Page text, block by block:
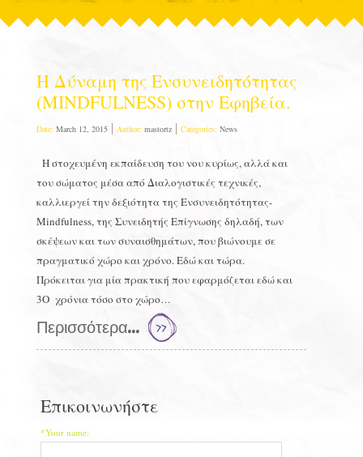
Η Δύναμη της Ενσυνειδητότητας
(MINDFULNESS) στην Εφηβεία.
Date: March 12, 2015 Author: mastortz Categories: News
Η στοχευμένη εκπαίδευση του νου κυρίως, αλλά και
του σώματος μέσα από Διαλογιστικές τεχνικές,
καλλιεργεί την δεξιότητα της Ενσυνειδητότητας-
Mindfulness, της Συνειδητής Επίγνωσης δηλαδή, των
σκέψεων και των συναισθημάτων, που βιώνουμε σε
πραγματικό χώρο και χρόνο. Εδώ και τώρα.
Πρόκειται για μία πρακτική που εφαρμόζεται εδώ και
3O χρόνια τόσο στο χώρο…
Περισσότερα...
Επικοινωνήστε
*Your name: